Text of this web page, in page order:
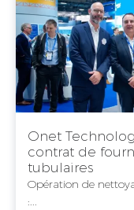
Onet
contrat de
tubulaires
Opération de
:...